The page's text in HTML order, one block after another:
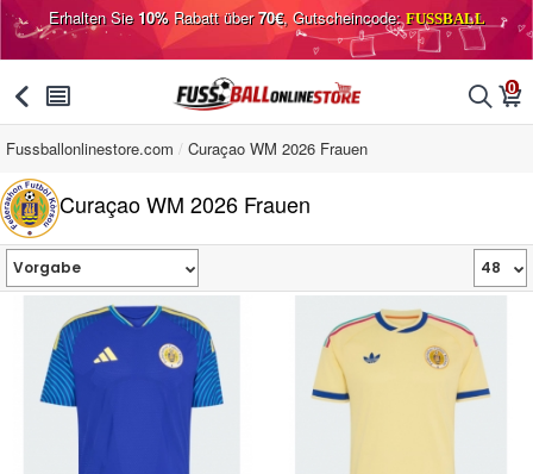
Erhalten Sie10%Rabatt über70€, Gutscheincode:FUSSBALL
󰅯 󰂩 󰂨 0
󰃦
Fussballonlinestore.com Curaçao WM 2026 Frauen
Curaçao WM 2026 Frauen